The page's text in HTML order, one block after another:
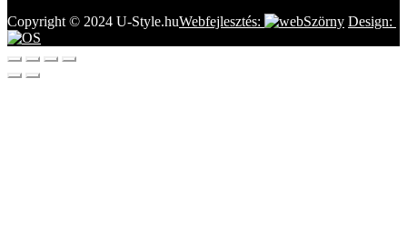
Copyright © 2024 U-Style.huWebfejlesztés: Design: